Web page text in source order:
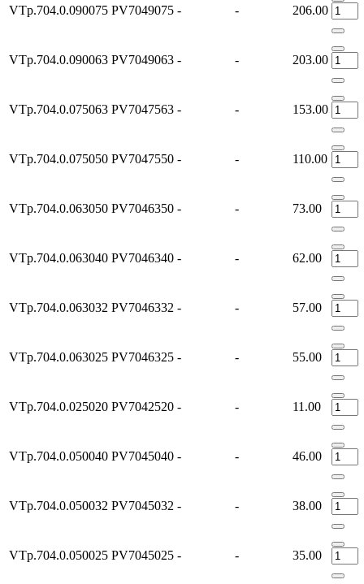
VTp.704.0.090075 PV7049075 - - 206.00
VTp.704.0.090063 PV7049063 - - 203.00
VTp.704.0.075063 PV7047563 - - 153.00
VTp.704.0.075050 PV7047550 - - 110.00
VTp.704.0.063050 PV7046350 - - 73.00
VTp.704.0.063040 PV7046340 - - 62.00
VTp.704.0.063032 PV7046332 - - 57.00
VTp.704.0.063025 PV7046325 - - 55.00
VTp.704.0.025020 PV7042520 - - 11.00
VTp.704.0.050040 PV7045040 - - 46.00
VTp.704.0.050032 PV7045032 - - 38.00
VTp.704.0.050025 PV7045025 - - 35.00